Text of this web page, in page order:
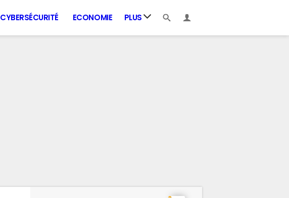
CYBERSÉCURITÉ ECONOMIE PLUS